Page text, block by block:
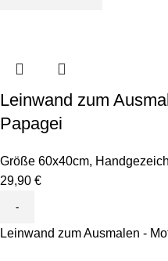
Leinwand zum
Papagei
Größe 60x40cm,
29,90 €
Leinwand zum Ausmalen -